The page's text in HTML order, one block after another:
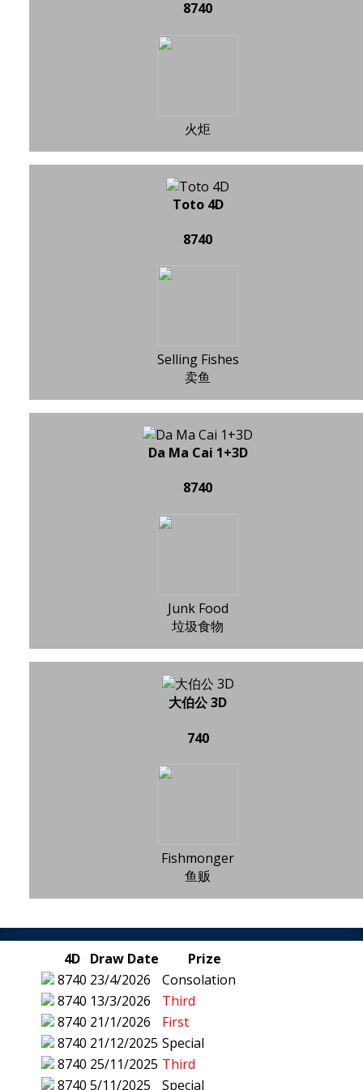
8740
火炬
Toto 4D
8740
Selling Fishes
卖鱼
Da Ma Cai 1+3D
8740
Junk Food
垃圾食物
大伯公 3D
740
Fishmonger
鱼贩
4D Draw Date
Prize
8740 23/4/2026
Consolation
8740 13/3/2026
Third
8740 21/1/2026
First
8740 21/12/2025 Special
8740 25/11/2025 Third
8740 5/11/2025 Special